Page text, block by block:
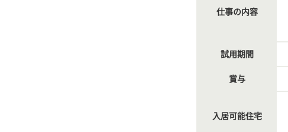
仕事の内容
試用期間
賞与
入居可能住宅